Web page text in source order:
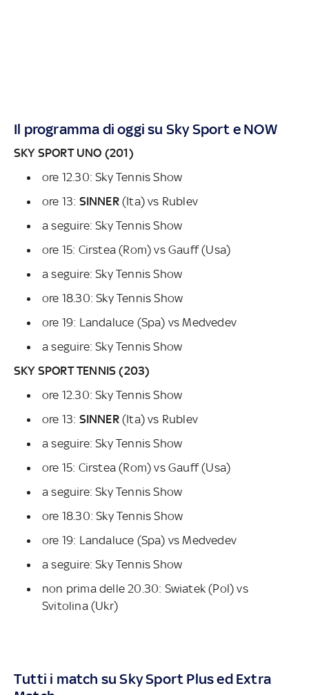
Il programma di oggi su Sky Sport e NOW
SKY SPORT UNO (201)
ore 12.30: Sky Tennis Show
ore 13: SINNER(Ita) vs Rublev
a seguire: Sky Tennis Show
ore 15: Cirstea (Rom) vs Gauff (Usa)
a seguire: Sky Tennis Show
ore 18.30: Sky Tennis Show
ore 19: Landaluce (Spa) vs Medvedev
a seguire: Sky Tennis Show
SKY SPORT TENNIS (203)
ore 12.30: Sky Tennis Show
ore 13: SINNER(Ita) vs Rublev
a seguire: Sky Tennis Show
ore 15: Cirstea (Rom) vs Gauff (Usa)
a seguire: Sky Tennis Show
ore 18.30: Sky Tennis Show
ore 19: Landaluce (Spa) vs Medvedev
a seguire: Sky Tennis Show
non prima delle 20.30: Swiatek (Pol) vs
Svitolina (Ukr)
Tutti i match su Sky Sport Plus ed Extra